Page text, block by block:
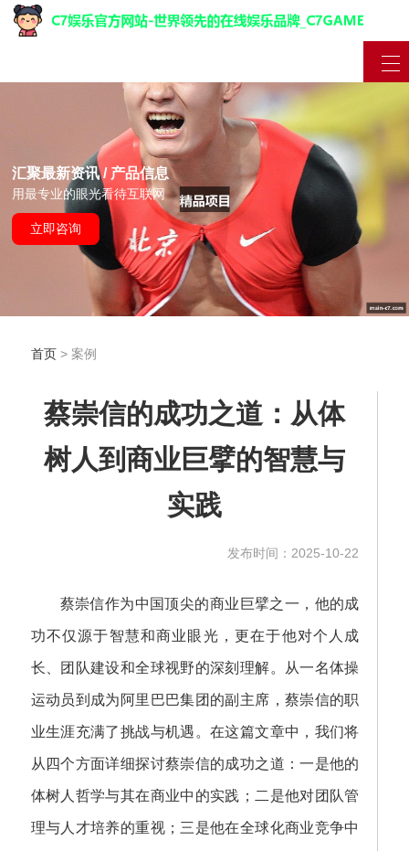
汇聚最新资讯 / 产品信息
用最专业的眼光看待互联网
立即咨询
首页> 案例
蔡崇信的成功之道：从体
树人到商业巨擘的智慧与
实践
发布时间：2025-10-22
蔡崇信作为中国顶尖的商业巨擘之一，他的成
功不仅源于智慧和商业眼光，更在于他对个人成
长、团队建设和全球视野的深刻理解。从一名体操
运动员到成为阿里巴巴集团的副主席，蔡崇信的职
业生涯充满了挑战与机遇。在这篇文章中，我们将
从四个方面详细探讨蔡崇信的成功之道：一是他的
体树人哲学与其在商业中的实践；二是他对团队管
理与人才培养的重视；三是他在全球化商业竞争中